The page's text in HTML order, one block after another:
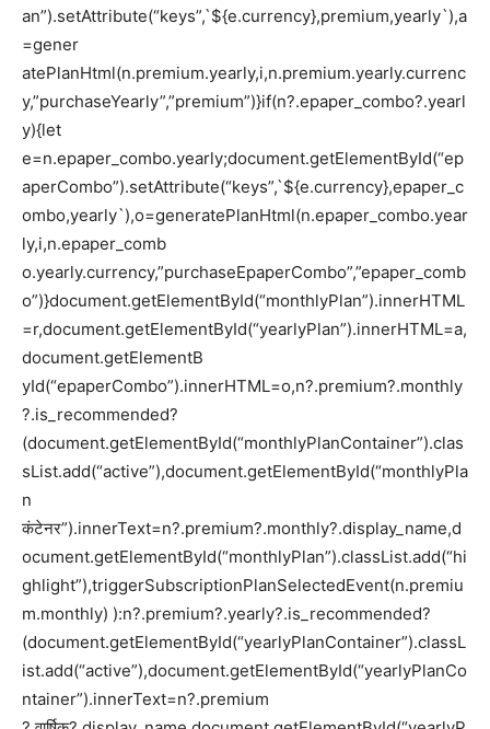
an”).setAttribute(“keys”,`${e.currency},premium,yearly`),a
=gener
atePlanHtml(n.premium.yearly,i,n.premium.yearly.currenc
y,”purchaseYearly”,”premium”)}if(n?.epaper_combo?.yearl
y){let
e=n.epaper_combo.yearly;document.getElementById(“ep
aperCombo”).setAttribute(“keys”,`${e.currency},epaper_c
ombo,yearly`),o=generatePlanHtml(n.epaper_combo.year
ly,i,n.epaper_comb
o.yearly.currency,”purchaseEpaperCombo”,”epaper_comb
o”)}document.getElementById(“monthlyPlan”).innerHTML
=r,document.getElementById(“yearlyPlan”).innerHTML=a,
document.getElementB
yId(“epaperCombo”).innerHTML=o,n?.premium?.monthly
?.is_recommended?
(document.getElementById(“monthlyPlanContainer”).clas
sList.add(“active”),document.getElementById(“monthlyPla
n
कंटेनर”).innerText=n?.premium?.monthly?.display_name,d
ocument.getElementById(“monthlyPlan”).classList.add(“hi
ghlight”),triggerSubscriptionPlanSelectedEvent(n.premiu
m.monthly) ):n?.premium?.yearly?.is_recommended?
(document.getElementById(“yearlyPlanContainer”).classL
ist.add(“active”),document.getElementById(“yearlyPlanCo
ntainer”).innerText=n?.premium